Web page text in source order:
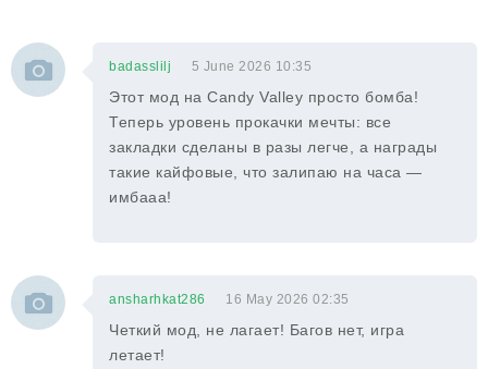
badasslilj 5 June 2026 10:35
Этот мод на Candy Valley просто бомба!
Теперь уровень прокачки мечты: все
закладки сделаны в разы легче, а награды
такие кайфовые, что залипаю на часа —
имбааа!
ansharhkat286 16 May 2026 02:35
Четкий мод, не лагает! Багов нет, игра
летает!